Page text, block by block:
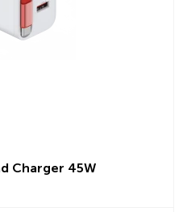
Charger 45W